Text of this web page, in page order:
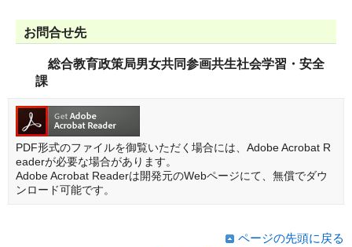
お問合せ先
総合教育政策局男女共同参画共生社会学習・安全
課
PDF形式のファイルを御覧いただく場合には、Adobe Acrobat R
eaderが必要な場合があります。
Adobe Acrobat Readerは開発元のWebページにて、無償でダウ
ンロード可能です。
ページの先頭に戻る